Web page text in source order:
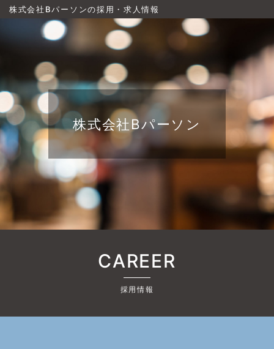
株式会社Bパーソンの採用・求人情報
株式会社Bパーソン
CAREER
採用情報